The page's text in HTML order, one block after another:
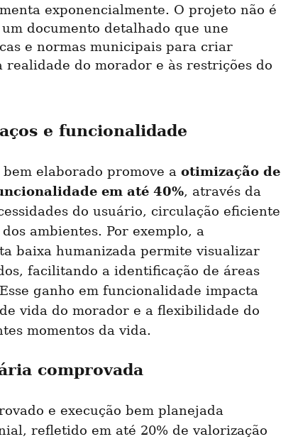
exponencialmente. O projeto não é
documento detalhado que une
e normas municipais para criar
realidade do morador e às restrições do
e funcionalidade
elaborado promove a otimização de
em até 40%, através da
do usuário, circulação eficiente
ambientes. Por exemplo, a
baixa humanizada permite visualizar
facilitando a identificação de áreas
ganho em funcionalidade impacta
vida do morador e a flexibilidade do
momentos da vida.
comprovada
e execução bem planejada
refletido em até 20% de valorização